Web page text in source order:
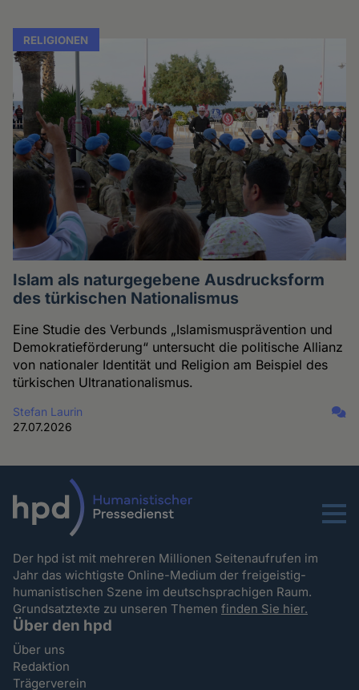
RELIGIONEN
Islam als naturgegebene Ausdrucksform
des türkischen Nationalismus
Eine Studie des Verbunds „Islamismusprävention und
Demokratieförderung“ untersucht die politische Allianz
von nationaler Identität und Religion am Beispiel des
türkischen Ultranationalismus.
Stefan Laurin
27.07.2026
Menu
Der hpd ist mit mehreren Millionen Seitenaufrufen im
Jahr das wichtigste Online-Medium der freigeistig-
humanistischen Szene im deutschsprachigen Raum.
Grundsatztexte zu unseren Themenfinden Sie hier.
Über den hpd
Über uns
Redaktion
Trägerverein